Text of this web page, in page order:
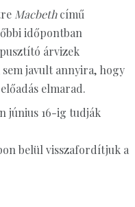
Macbethcímű
időpontban
árvizek
javult annyira, hogy
elmarad.
június 16-ig tudják
belül visszafordítjuk a